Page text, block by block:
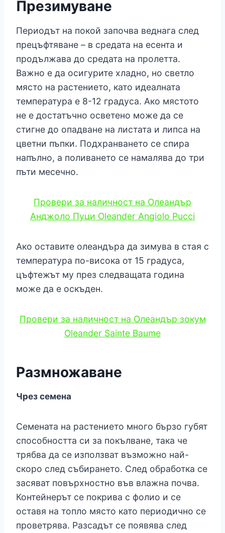
Презимуване
Периодът на покой започва веднага след
прецъфтяване – в средата на есента и
продължава до средата на пролетта.
Важно е да осигурите хладно, но светло
място на растението, като идеалната
температура е 8-12 градуса. Ако мястото
не е достатъчно осветено може да се
стигне до опадване на листата и липса на
цветни пъпки. Подхранването се спира
напълно, а поливането се намалява до три
пъти месечно.
Провери за наличност на Олеандър
Анджоло Пуци Oleander Angiolo Pucci
Ако оставите олеандъра да зимува в стая с
температура по-висока от 15 градуса,
цъфтежът му през следващата година
може да е оскъден.
Провери за наличност на Олеандър зокум
Oleander Sainte Baume
Размножаване
Чрез семена
Семената на растението много бързо губят
способността си за покълване, така че
трябва да се използват възможно най-
скоро след събирането. След обработка се
засяват повърхностно във влажна почва.
Контейнерът се покрива с фолио и се
оставя на топло място като периодично се
проветрява. Разсадът се появява след